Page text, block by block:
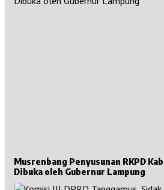
Musrenbang Penyusunan RKPD
Dibuka oleh Gubernur Lampung